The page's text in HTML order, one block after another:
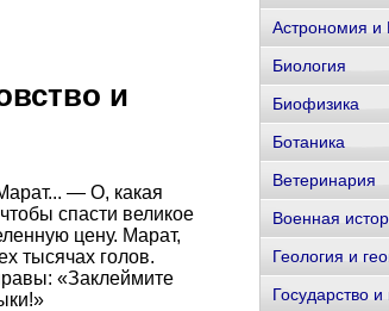
и
— О, какая
спасти великое
цену. Марат,
тысячах голов.
«Заклеймите
Астрономия и
Биология
Биофизика
Ботаника
Ветеринария
Военная
Геология и
Государство и